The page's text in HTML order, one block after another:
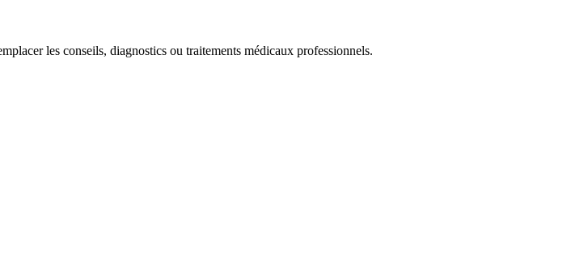
les conseils, diagnostics ou traitements médicaux professionnels.